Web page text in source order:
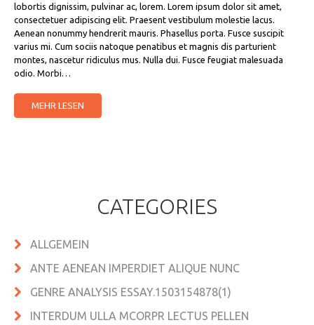
lobortis dignissim, pulvinar ac, lorem. Lorem ipsum dolor sit amet,
consectetuer adipiscing elit. Praesent vestibulum molestie lacus.
Aenean nonummy hendrerit mauris. Phasellus porta. Fusce suscipit
varius mi. Cum sociis natoque penatibus et magnis dis parturient
montes, nascetur ridiculus mus. Nulla dui. Fusce feugiat malesuada
odio. Morbi…
MEHR LESEN
CATEGORIES
ALLGEMEIN
ANTE AENEAN IMPERDIET ALIQUE NUNC
GENRE ANALYSIS ESSAY.1503154878(1)
INTERDUM ULLA MCORPR LECTUS PELLEN